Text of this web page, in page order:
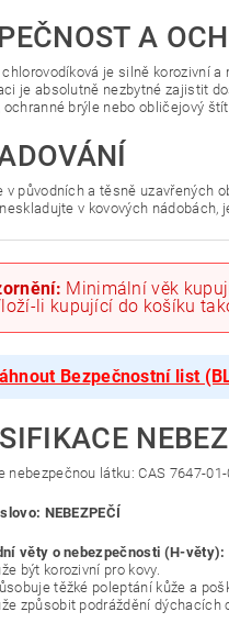
A
je silně korozivní
je absolutně nezbytné zajistit
ochranné brýle nebo obličejový
v původních a těsně uzavřených
v kovových nádobách,
Minimální věk
li kupující do košíku
Bezpečnostní list
nebezpečnou látku: CAS 7647-
NEBEZPEČÍ
věty o nebezpečnosti (H-věty):
být korozivní pro kovy.
těžké poleptání kůže a
způsobit podráždění dýchacích